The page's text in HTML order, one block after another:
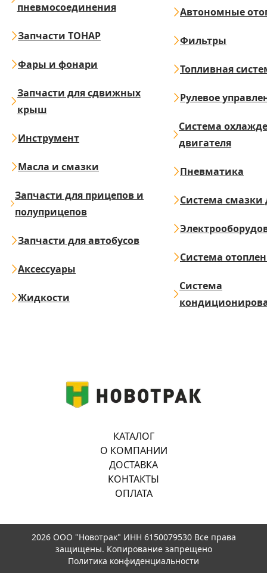
пневмосоединения
Запчасти ТОНАР
Фары и фонари
Запчасти для сдвижных
крыш
Инструмент
Масла и смазки
Запчасти для прицепов и
полуприцепов
Запчасти для автобусов
Аксессуары
Жидкости
Автономные
Фильтры
Топливная
Рулевое
Система
двигателя
Пневматика
Система смазки
Система
Система
КАТАЛОГ
О КОМПАНИИ
ДОСТАВКА
КОНТАКТЫ
ОПЛАТА
2026 ООО "Новотрак" ИНН 6150079530 Все права
защищены. Копирование запрещено
Политика конфиденциальности